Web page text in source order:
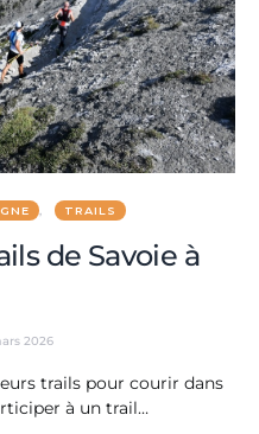
TRAILS
de Savoie à
2026
trails pour courir dans
à un trail…